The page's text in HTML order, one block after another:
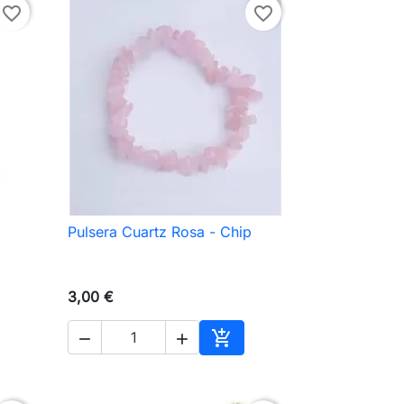
favorite_border favorite_border
 Vista rápida
Pulsera Cuartz Rosa - Chip
3,00 €
  
Añadir al carrito